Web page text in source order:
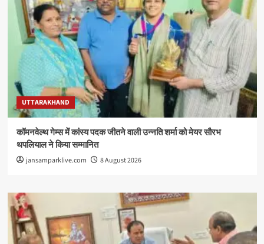
UTTARAKHAND
कॉमनवेल्थ गेम्स में कांस्य पदक जीतने वाली उन्नति शर्मा को मेयर सौरभ
थपलियाल ने किया सम्मानित
jansamparklive.com 8 August 2026